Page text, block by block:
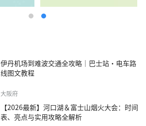
伊丹机场到难波交通全攻略｜巴士站・电车路
线图文教程
大阪府
【2026最新】河口湖＆富士山烟火大会：时间
表、亮点与实用攻略全解析